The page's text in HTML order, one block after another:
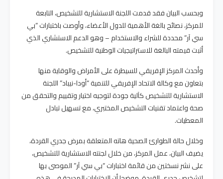
وبحسب البيان فقد قدمت اللجنة الاستشارية للتشخيص، التابعة
للمركز، نصائح بالغة الأهمية للدول الأعضاء، وأوصت باختبارات “بي
سي آر” محددة للشراء والاستخدام – وهو الدعم الاستشاري الذي
أثبت قيمته البالغة للاستراتيجيات الوطنية للتشخيص.
وأحدث المركز الإفريقي للسيطرة على الأمراض والوقاية منها
بتعاون مع وكالة الاتحاد الإفريقي للتنمية “أودا-نيباد” اللجنة
الاستشارية للتشخيص كآلية جودة لتوجيه اختيار وتقييم والتحقق من
صحة واعتماد تقنيات التشخيص المختبري، مع تسهيل تبادل
المعطيات.
وخلال حالة الطوارئ الصحية هاته المتعلقة بمرض جدري القردة،
يضيف البيان، عمل المركز، من خلال لجنته الاستشارية للتشخيص،
على نشر نسختين من قائمة اختبارات “بي سي آر” الموصى بها